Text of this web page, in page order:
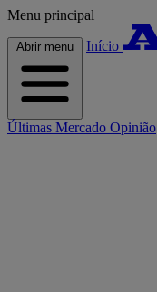
Menu principal
Abrir menu Início
Últimas Mercado Opinião